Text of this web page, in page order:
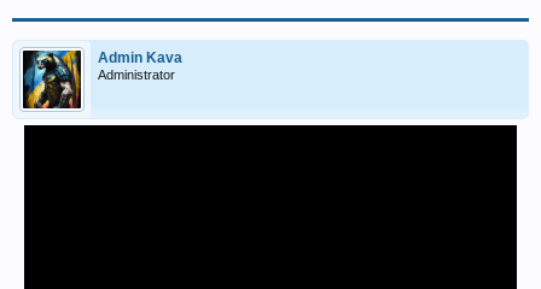
Admin Kava
Administrator